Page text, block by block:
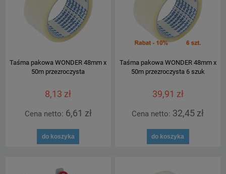
Taśma pakowa WONDER 48mm x
50m przezroczysta
8,13 zł
Cena netto: 6,61 zł
do koszyka
Taśma pakowa WONDER 48mm x
50m przezroczysta 6 szuk
39,91 zł
Cena netto: 32,45 zł
do koszyka